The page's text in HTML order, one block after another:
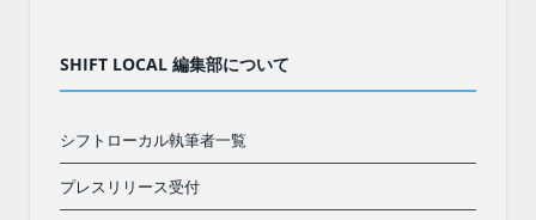
SHIFT LOCAL 編集部について
シフトローカル執筆者一覧
プレスリリース受付